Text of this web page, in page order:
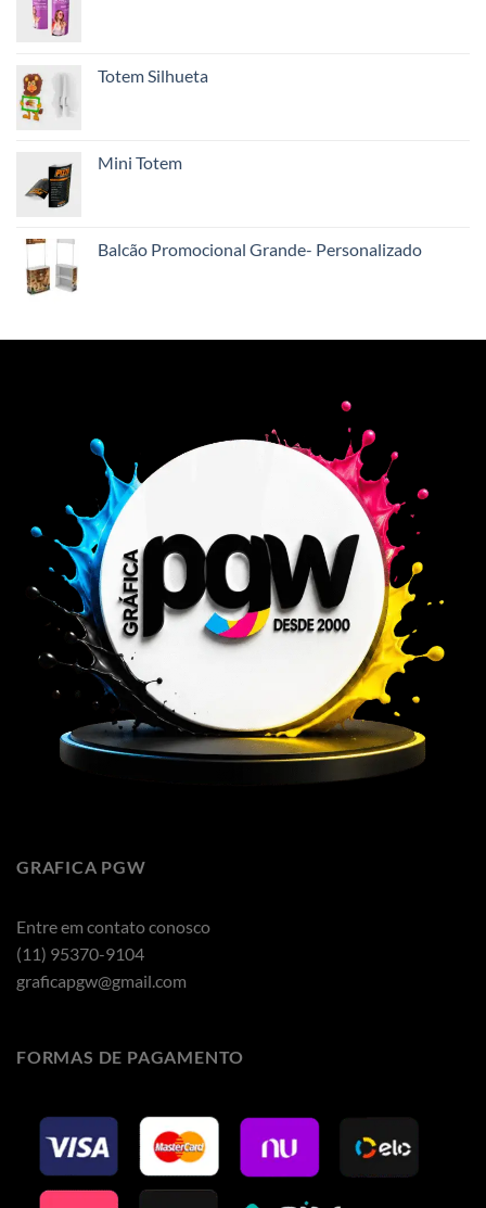
Totem Silhueta
Mini Totem
Balcão Promocional Grande- Personalizado
GRAFICA PGW
Entre em contato conosco
(11) 95370-9104
graficapgw@gmail.com
FORMAS DE PAGAMENTO